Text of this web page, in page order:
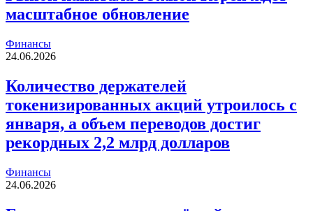
масштабное обновление
Финансы
24.06.2026
Количество держателей
токенизированных акций утроилось с
января, а объем переводов достиг
рекордных 2,2 млрд долларов
Финансы
24.06.2026